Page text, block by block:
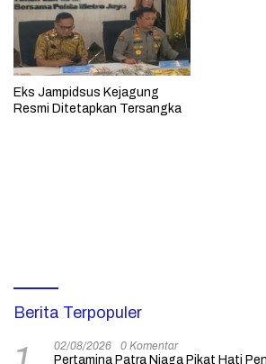
Eks Jampidsus Kejagung
Resmi Ditetapkan Tersangka
Berita Terpopuler
02/08/2026 0 Komentar
Pertamina Patra Niaga Pikat Hati